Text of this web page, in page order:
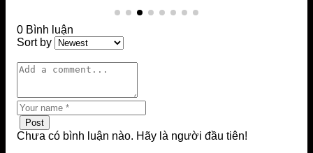
0 Bình luận
Sort by
Post
Chưa có bình luận nào. Hãy là người đầu tiên!